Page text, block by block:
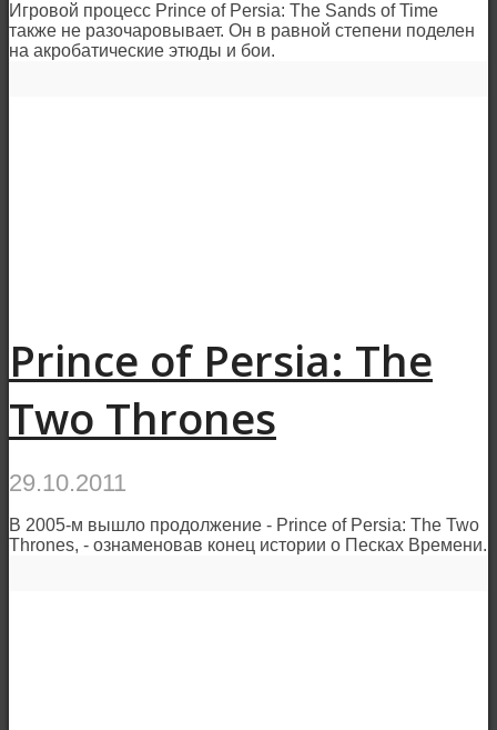
Игровой процесс Prince of Persia: The Sands of Time
также не разочаровывает. Он в равной степени поделен
на акробатические этюды и бои.
Prince of Persia: The
Two Thrones
29.10.2011
В 2005-м вышло продолжение - Prince of Persia: The Two
Thrones, - ознаменовав конец истории о Песках Времени.